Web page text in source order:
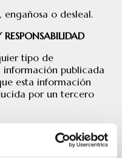
o desleal.
tipo de
información publicada
esta información
por un tercero
se puede